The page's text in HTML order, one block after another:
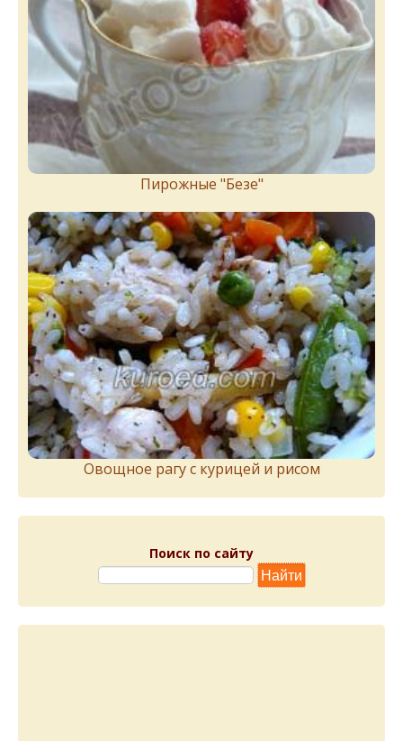
Пирожныe "Бeзe"
Овощное рагу с курицей и рисом
Поиск по сайту